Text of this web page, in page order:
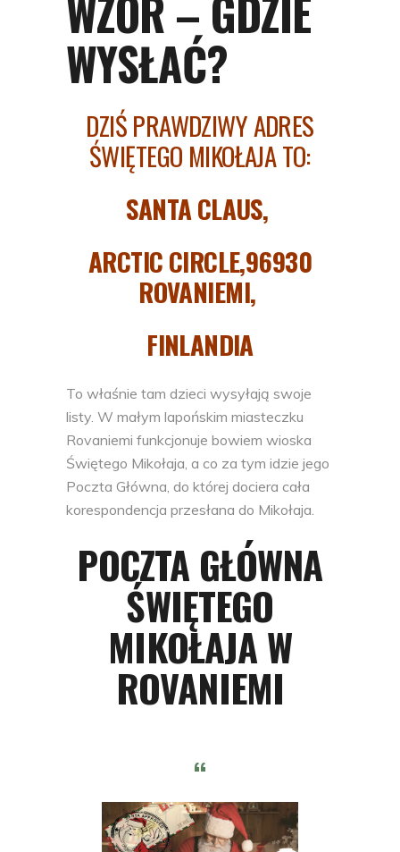
WYSŁAĆ?
DZIŚ PRAWDZIWY ADRES
ŚWIĘTEGO MIKOŁAJA TO:
SANTA CLAUS,
ARCTIC CIRCLE,96930
ROVANIEMI,
FINLANDIA
To właśnie tam dzieci wysyłają swoje
listy. W małym lapońskim miasteczku
Rovaniemi funkcjonuje bowiem wioska
Świętego Mikołaja, a co za tym idzie jego
Poczta Główna, do której dociera cała
korespondencja przesłana do Mikołaja.
POCZTA GŁÓWNA
ŚWIĘTEGO
MIKOŁAJA W
ROVANIEMI